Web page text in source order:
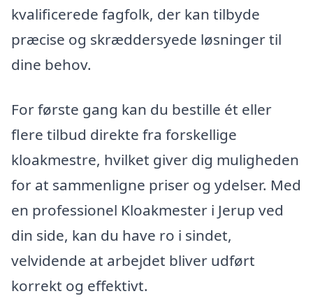
kvalificerede fagfolk, der kan tilbyde
præcise og skræddersyede løsninger til
dine behov.
For første gang kan du bestille ét eller
flere tilbud direkte fra forskellige
kloakmestre, hvilket giver dig muligheden
for at sammenligne priser og ydelser. Med
en professionel Kloakmester i Jerup ved
din side, kan du have ro i sindet,
velvidende at arbejdet bliver udført
korrekt og effektivt.